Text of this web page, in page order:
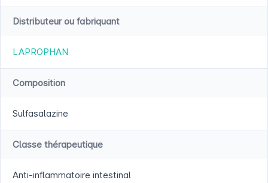
Distributeur ou fabriquant
LAPROPHAN
Composition
Sulfasalazine
Classe thérapeutique
Anti-inflammatoire intestinal